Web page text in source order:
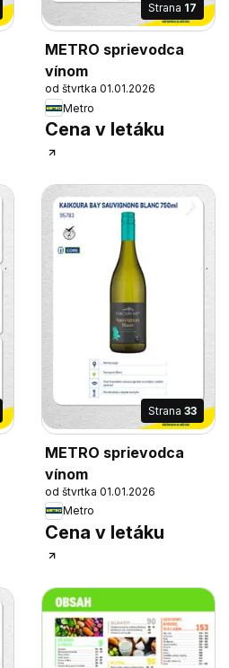
Strana 17
METRO sprievodca
vínom
od štvrtka 01.01.2026
Metro
Cena v letáku
Strana 33
METRO sprievodca
vínom
od štvrtka 01.01.2026
Metro
Cena v letáku